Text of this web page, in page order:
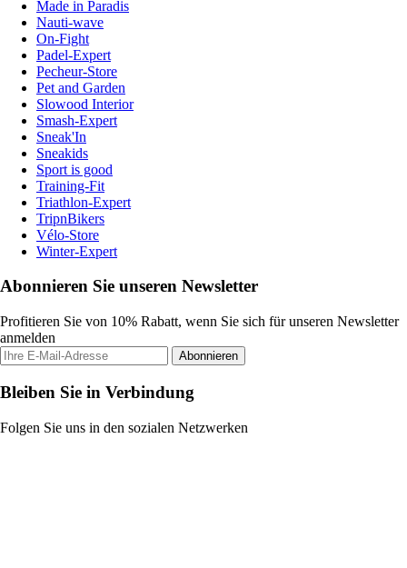
Made in Paradis
Nauti-wave
On-Fight
Padel-Expert
Pecheur-Store
Pet and Garden
Slowood Interior
Smash-Expert
Sneak'In
Sneakids
Sport is good
Training-Fit
Triathlon-Expert
TripnBikers
Vélo-Store
Winter-Expert
Abonnieren Sie unseren Newsletter
Profitieren Sie von 10% Rabatt, wenn Sie sich für unseren Newsletter
anmelden
Abonnieren
Bleiben Sie in Verbindung
Folgen Sie uns in den sozialen Netzwerken